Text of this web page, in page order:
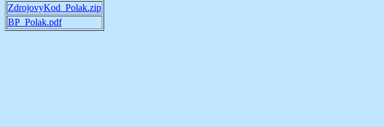
ZdrojovyKod_Polak.zip
BP_Polak.pdf